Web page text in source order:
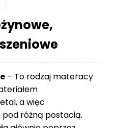
– To rodzaj materacy
a więc
różną postacią.